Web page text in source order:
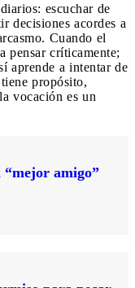
escuchar de
decisiones acordes a
Cuando el
pensar críticamente;
aprende a intentar de
propósito,
vocación es un
“mejor amigo”